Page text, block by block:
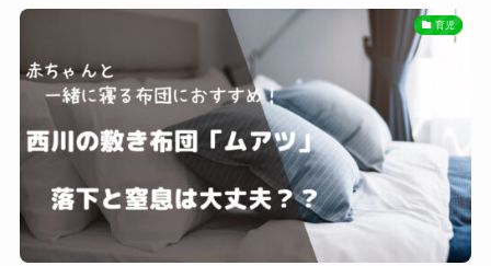
育児